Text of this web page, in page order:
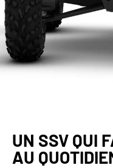
UN SSV QUI
AU